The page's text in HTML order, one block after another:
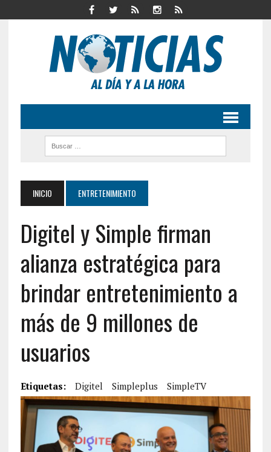
INICIO ENTRETENIMIENTO
Digitel y Simple firman
alianza estratégica para
brindar entretenimiento a
más de 9 millones de
usuarios
Etiquetas: Digitel Simpleplus SimpleTV